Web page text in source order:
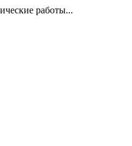
работы...